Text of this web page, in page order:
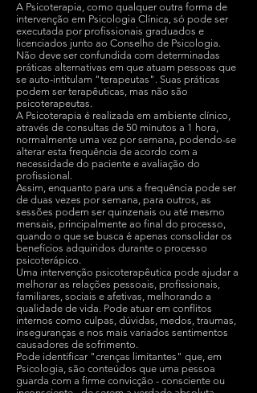
A Psicoterapia, como qualquer outra forma de
intervenção em Psicologia Clínica, só pode ser
executada por profissionais graduados e
licenciados junto ao Conselho de Psicologia.
Não deve ser confundida com determinadas
práticas alternativas em que atuam pessoas que
se auto-intitulam "terapeutas". Suas práticas
podem ser terapêuticas, mas não são
psicoterapeutas.
A Psicoterapia é realizada em ambiente clínico,
através de consultas de 50 minutos a 1 hora,
normalmente uma vez por semana, podendo-se
alterar esta frequência de acordo com a
necessidade do paciente e avaliação do
profissional.
Assim, enquanto para uns a frequência pode ser
de duas vezes por semana, para outros, as
sessões podem ser quinzenais ou até mesmo
mensais, principalmente ao final do processo,
quando o que se busca é apenas consolidar os
benefícios adquiridos durante o processo
psicoterápico.
Uma intervenção psicoterapêutica pode ajudar a
melhorar as relações pessoais, profissionais,
familiares, sociais e afetivas, melhorando a
qualidade de vida. Pode atuar em conflitos
internos como culpas, dúvidas, medos, traumas,
inseguranças e nos mais variados sentimentos
causadores de sofrimento.
Pode identificar "crenças limitantes" que, em
Psicologia, são conteúdos que uma pessoa
guarda com a firme convicção - consciente ou